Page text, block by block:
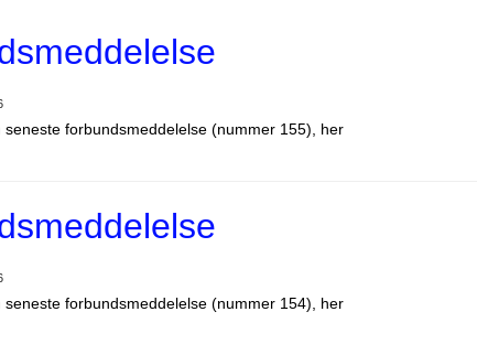
forbundsmeddelelse (nummer 155), her
forbundsmeddelelse (nummer 154), her